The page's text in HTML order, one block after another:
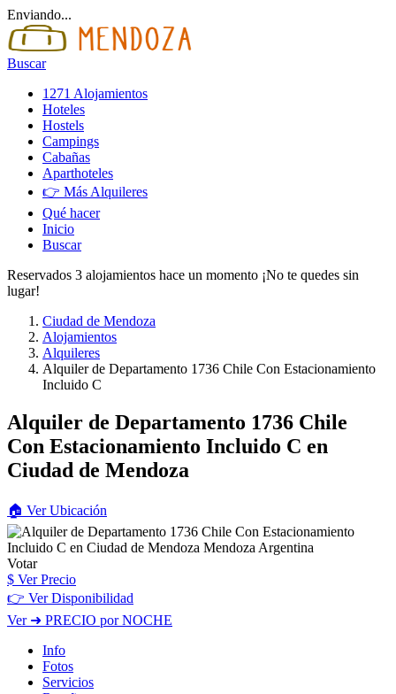
Enviando...
Buscar
1271 Alojamientos
Hoteles
Hostels
Campings
Cabañas
Aparthoteles
👉 Más Alquileres
Qué hacer
Inicio
Buscar
Reservados 3 alojamientos hace un momento ¡No te quedes sin
lugar!
Ciudad de Mendoza
Alojamientos
Alquileres
Alquiler de Departamento 1736 Chile Con Estacionamiento
Incluido C
Alquiler de Departamento 1736 Chile
Con Estacionamiento Incluido C en
Ciudad de Mendoza
🏠 VerUbicación
Votar
$ Ver Precio
👉 Ver Disponibilidad
Ver➜ PRECIO por NOCHE
Info
Fotos
Servicios